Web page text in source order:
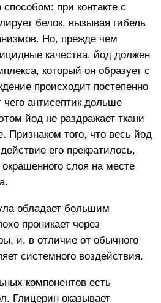
при контакте с
белок, вызывая гибель
Но, прежде чем
качества, йод должен
который он образует с
происходит постепенно
антисептик дольше
йод не раздражает ткани
Признаком того, что весь йод
его прекратилось,
слоя на месте
обладает большим
проникает через
и, в отличие от обычного
системного воздействия.
компонентов есть
Глицерин оказывает